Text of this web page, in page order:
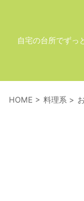
自宅の台所でずっ
HOME > 料理系 >